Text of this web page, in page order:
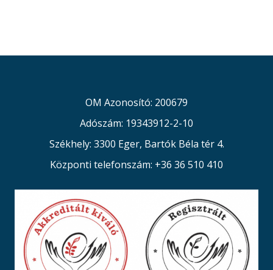
OM Azonosító: 200679
Adószám: 19343912-2-10
Székhely: 3300 Eger, Bartók Béla tér 4.
Központi telefonszám: +36 36 510 410